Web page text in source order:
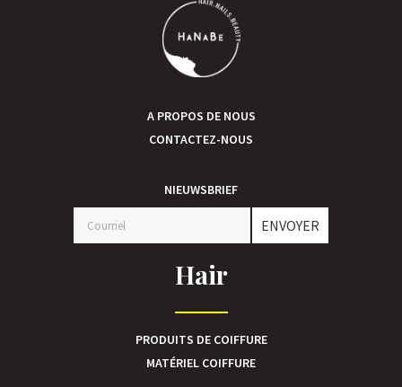
A PROPOS DE NOUS
CONTACTEZ-NOUS
NIEUWSBRIEF
ENVOYER
Hair
PRODUITS DE COIFFURE
MATÉRIEL COIFFURE